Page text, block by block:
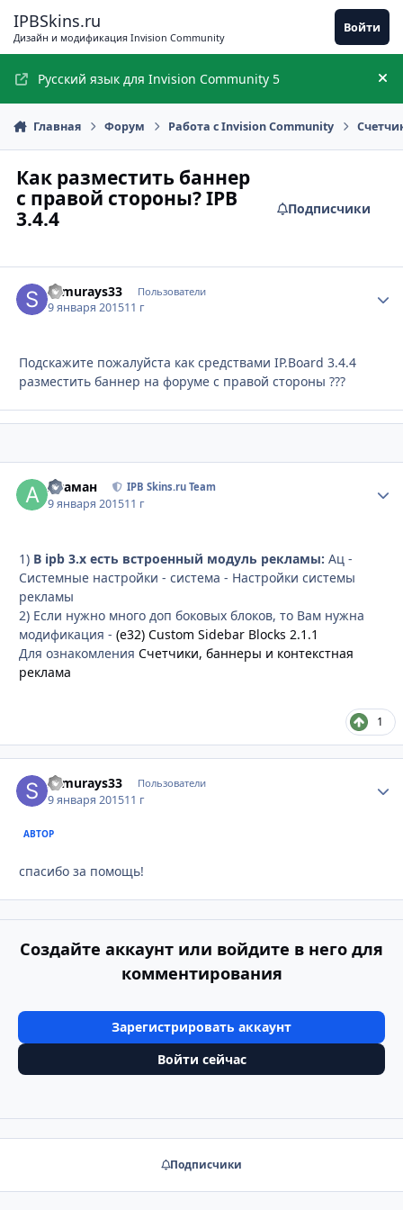
IPBSkins.ru
Дизайн и модификация Invision Community
Войти
Русский язык для Invision Community 5
Главная Форум Работа с Invision Community
Как разместить баннер
с правой стороны? IPB
3.4.4
Подписчики
samurays33 Пользователи
9 января 201511 г
Подскажите пожалуйста как средствами IP.Board 3.4.4
разместить баннер на форуме с правой стороны ???
Атаман IPB Skins.ru Team
9 января 201511 г
1) В ipb 3.x есть встроенный модуль рекламы: Ац -
Системные настройки - система - Настройки системы
рекламы
2) Если нужно много доп боковых блоков, то Вам нужна
модификация - (e32) Custom Sidebar Blocks 2.1.1
Для ознакомления Счетчики, баннеры и контекстная
реклама
1
samurays33 Пользователи
9 января 201511 г
АВТОР
спасибо за помощь!
Создайте аккаунт или войдите в него для
комментирования
Зарегистрировать аккаунт
Войти сейчас
Подписчики